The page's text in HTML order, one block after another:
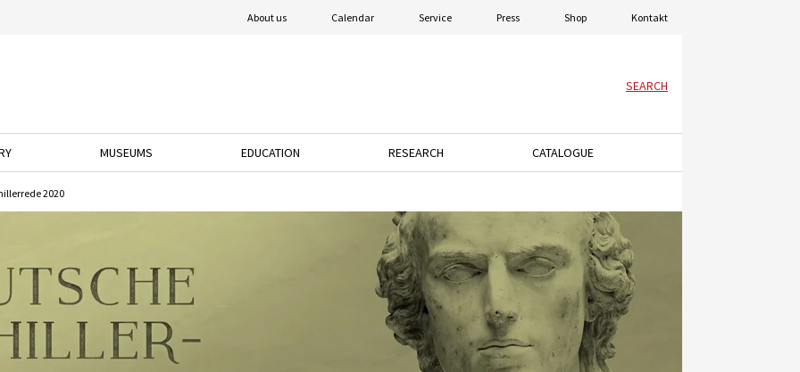
About us Calendar Service Press Shop Kontakt
SEARCH
MUSEUMS
EDUCATION
RESEARCH
CATALOGUE
2020